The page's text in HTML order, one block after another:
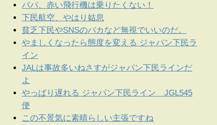
パパ、赤い飛行機は乗りたくない！
下民航空、やはり姑息
貧乏下民やSNSのバカなど無視でいいのだ。
やましくなったら態度を変える ジャパン下民ラ
イン
JALは事故多いねさすがジャパン下民ラインだ
よ
やっぱり遅れる ジャパン下民ライン JGL545
便
この不景気に素晴らしい主張ですね